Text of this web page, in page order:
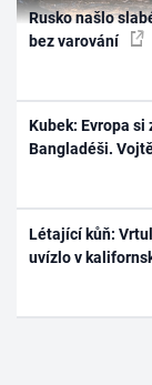
Rusko našlo
bez varování
Kubek: Evropa
Bangladéši.
Létající kůň:
uvízlo v